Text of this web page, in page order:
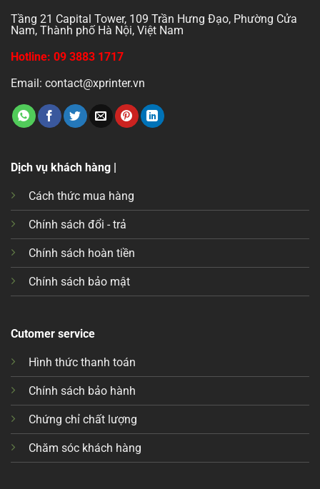
Tầng 21 Capital Tower, 109 Trần Hưng Đạo, Phường Cửa
Nam, Thành phố Hà Nội, Việt Nam
Hotline: 09 3883 1717
Email: contact@xprinter.vn
Dịch vụ khách hàng |
Cách thức mua hàng
Chính sách đổi - trả
Chính sách hoàn tiền
Chính sách bảo mật
Cutomer service
Hình thức thanh toán
Chính sách bảo hành
Chứng chỉ chất lượng
Chăm sóc khách hàng